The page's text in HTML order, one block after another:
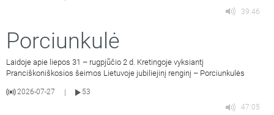
39:46
Porciunkulė
Laidoje apie liepos 31 – rugpjūčio 2 d. Kretingoje vyksiantį
Pranciškoniškosios šeimos Lietuvoje jubiliejinį renginį – Porciunkulės
2026-07-27
53
47:05